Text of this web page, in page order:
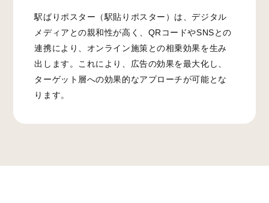
駅ばりポスター（駅貼りポスター）は、デジタル
メディアとの親和性が高く、QRコードやSNSとの
連携により、オンライン施策との相乗効果を生み
出します。これにより、広告の効果を最大化し、
ターゲット層への効果的なアプローチが可能とな
ります。